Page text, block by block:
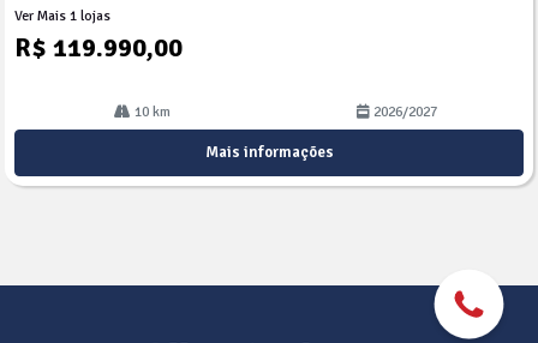
Ver Mais 1 lojas
R$ 119.990,00
10 km 2026/2027
Mais informações